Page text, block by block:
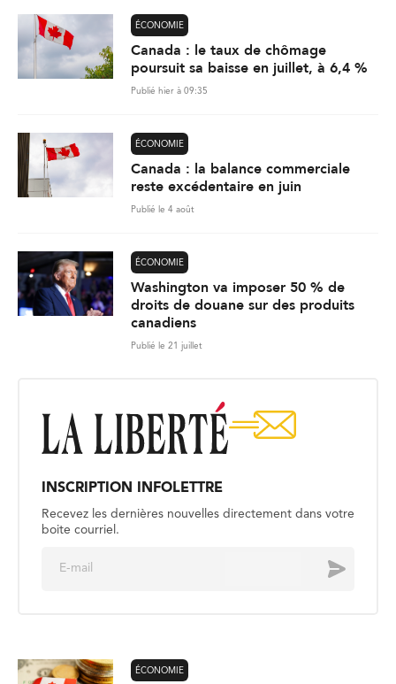
ÉCONOMIE
Canada : le taux de chômage
poursuit sa baisse en juillet, à 6,4 %
Publié hier à 09:35
ÉCONOMIE
Canada : la balance commerciale
reste excédentaire en juin
Publié le 4 août
ÉCONOMIE
Washington va imposer 50 % de
droits de douane sur des produits
canadiens
Publié le 21 juillet
INSCRIPTION INFOLETTRE
Recevez les dernières nouvelles directement dans votre
boite courriel.
Envoyer
ÉCONOMIE